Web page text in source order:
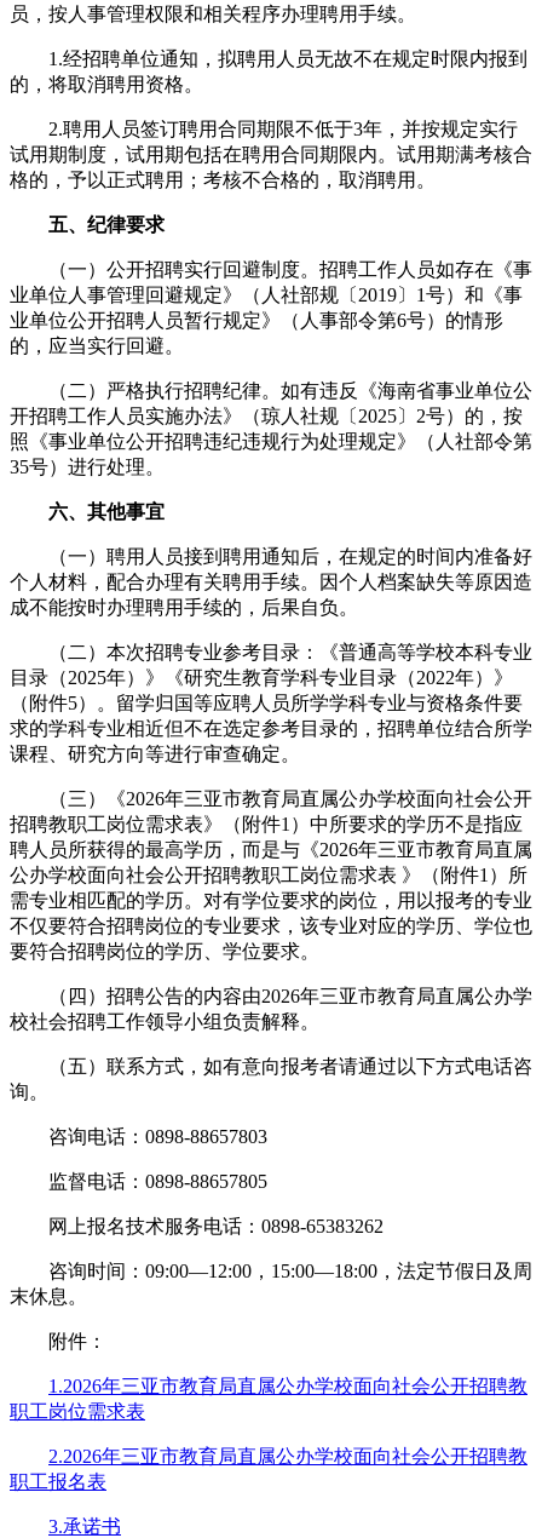
员，按人事管理权限和相关程序办理聘用手续。
1.经招聘单位通知，拟聘用人员无故不在规定时限内报到
的，将取消聘用资格。
2.聘用人员签订聘用合同期限不低于3年，并按规定实行
试用期制度，试用期包括在聘用合同期限内。试用期满考核合
格的，予以正式聘用；考核不合格的，取消聘用。
五、 纪律要求
（一）公开招聘实行回避制度。招聘工作人员如存在《事
业单位人事管理回避规定》（人社部规〔2019〕1号）和《事
业单位公开招聘人员暂行规定》（人事部令第6号）的情形
的，应当实行回避。
（二）严格执行招聘纪律。如有违反《海南省事业单位公
开招聘工作人员实施办法》（琼人社规〔2025〕2号）的，按
照《事业单位公开招聘违纪违规行为处理规定》（人社部令第
35号）进行处理。
六、 其他事宜
（一）聘用人员接到聘用通知后，在规定的时间内准备好
个人材料，配合办理有关聘用手续。因个人档案缺失等原因造
成不能按时办理聘用手续的，后果自负。
（二）本次招聘专业参考目录：《普通高等学校本科专业
目录（2025年）》《研究生教育学科专业目录（2022年）》
（附件5）。留学归国等应聘人员所学学科专业与资格条件要
求的学科专业相近但不在选定参考目录的，招聘单位结合所学
课程、研究方向等进行审查确定。
（三）《2026年三亚市教育局直属公办学校面向社会公开
招聘教职工岗位需求表》（附件1）中所要求的学历不是指应
聘人员所获得的最高学历，而是与《2026年三亚市教育局直属
公办学校面向社会公开招聘教职工岗位需求表 》（附件1）所
需专业相匹配的学历。对有学位要求的岗位，用以报考的专业
不仅要符合招聘岗位的专业要求，该专业对应的学历、学位也
要符合招聘岗位的学历、学位要求。
（四）招聘公告的内容由2026年三亚市教育局直属公办学
校社会招聘工作领导小组负责解释。
（五）联系方式，如有意向报考者请通过以下方式电话咨
询。
咨询电话：0898-88657803
监督电话：0898-88657805
网上报名技术服务电话：0898-65383262
咨询时间：09:00—12:00，15:00—18:00，法定节假日及周
末休息。
附件：
1.2026年三亚市教育局直属公办学校面向社会公开招聘教
职工岗位需求表
2.2026年三亚市教育局直属公办学校面向社会公开招聘教
职工报名表
3.承诺书